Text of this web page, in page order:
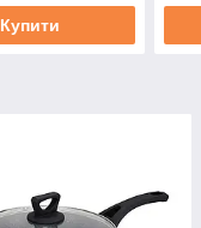
Купити